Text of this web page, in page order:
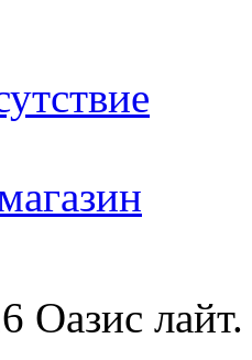
Оазис